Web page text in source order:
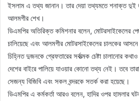
ইসলাম এ তথ্য জানান। তার দেয়া তথ্যমতে শনাক্ত
আলমগীর শেখ।
ডিএমপির অতিরিক্ত কমিশনার বলেন, মোটরসাইকেলের
চালিয়েছে এবং আলমগীর মোটরসাইকেলের চালকের
চিহ্নিত দুজনকে গ্রেফতারের সর্বাত্মক চেষ্টা চালানোর
দেশের বাইরে পালিয়ে যাওয়ার কোনো তথ্য নেই। তবে
সেজন্য বিজিবি এবং সকল বন্দরকে সতর্ক করা হয়েছে।
ডিএমপির এ কর্মকর্তা আরও বলেন, হাদির ওপর হামলার